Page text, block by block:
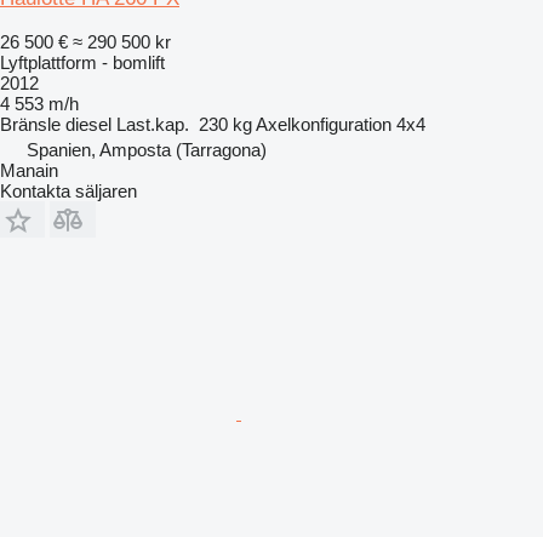
26 500 € ≈ 290 500 kr
Lyftplattform - bomlift
2012
4 553 m/h
Bränsle diesel Last.kap. 230 kgAxelkonfiguration 4x4
Spanien, Amposta (Tarragona)
Manain
Kontakta säljaren